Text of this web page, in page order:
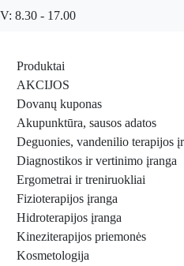
8.30 - 17.00
Produktai
AKCIJOS
Dovanų kuponas
Akupunktūra, sausos adatos
Deguonies, vandenilio terapijos
Diagnostikos ir vertinimo įranga
Ergometrai ir treniruokliai
Fizioterapijos įranga
Hidroterapijos įranga
Kineziterapijos priemonės
Kosmetologija